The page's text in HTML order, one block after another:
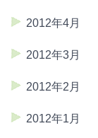
2012年4月
2012年3月
2012年2月
2012年1月